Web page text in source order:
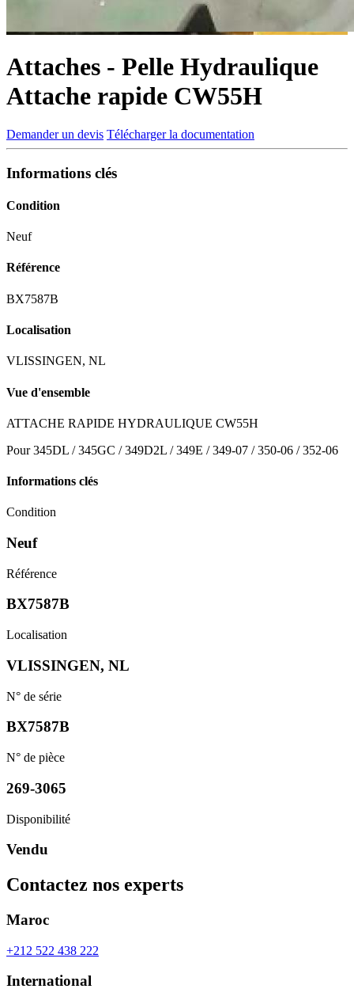
Attaches - Pelle Hydraulique
Attache rapide CW55H
Demander un devis Télécharger la documentation
Informations clés
Condition
Neuf
Référence
BX7587B
Localisation
VLISSINGEN, NL
Vue d'ensemble
ATTACHE RAPIDE HYDRAULIQUE CW55H
Pour 345DL / 345GC / 349D2L / 349E / 349-07 / 350-06 / 352-06
Informations clés
Condition
Neuf
Référence
BX7587B
Localisation
VLISSINGEN, NL
N° de série
BX7587B
N° de pièce
269-3065
Disponibilité
Vendu
Contactez nos experts
Maroc
+212 522 438 222
International